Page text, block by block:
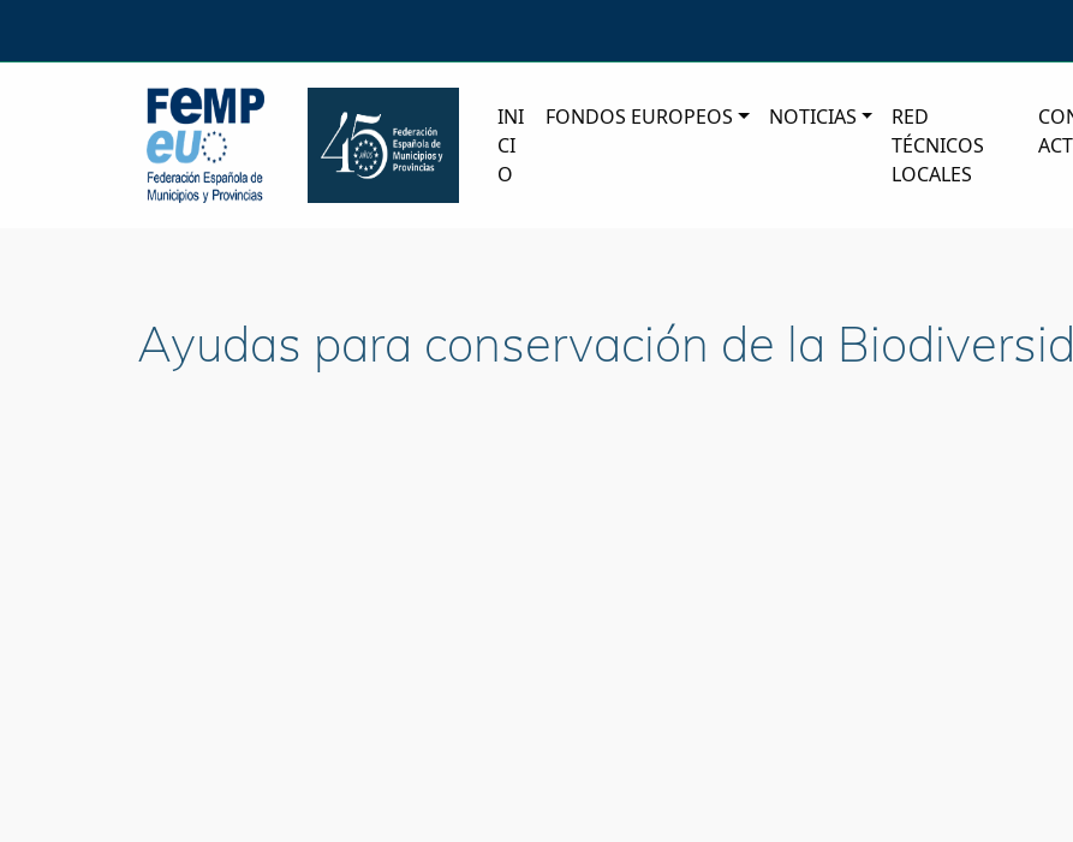
INI
CI
O
FONDOS EUROPEOS NOTICIAS
RED
TÉCNICOS
LOCALES
Ayudas para conservación de la